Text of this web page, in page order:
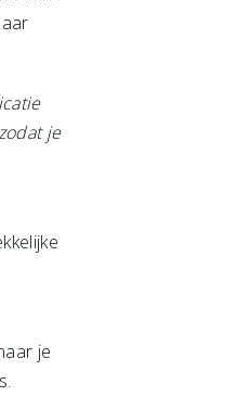
je
je